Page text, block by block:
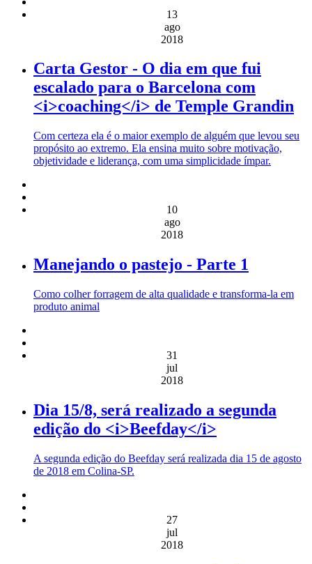
13
ago
2018
Carta Gestor - O dia em que fui
escalado para o Barcelona com
<i>coaching</i> de Temple Grandin
Com certeza ela é o maior exemplo de alguém que levou seu
propósito ao extremo. Ela ensina muito sobre motivação,
objetividade e liderança, com uma simplicidade ímpar.
10
ago
2018
Manejando o pastejo - Parte 1
Como colher forragem de alta qualidade e transforma-la em
produto animal
31
jul
2018
Dia 15/8, será realizado a segunda
edição do <i>Beefday</i>
A segunda edição do Beefday será realizada dia 15 de agosto
de 2018 em Colina-SP.
27
jul
2018